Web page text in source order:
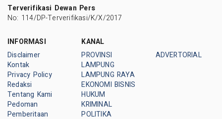
Terverifikasi Dewan Pers
No: 114/DP-Terverifikasi/K/X/2017
INFORMASI
Disclaimer
Kontak
Privacy Policy
Redaksi
Tentang Kami
Pedoman
Pemberitaan
KANAL
PROVINSI
LAMPUNG
LAMPUNG RAYA
EKONOMI BISNIS
HUKUM
KRIMINAL
POLITIKA
ADVERTORIAL